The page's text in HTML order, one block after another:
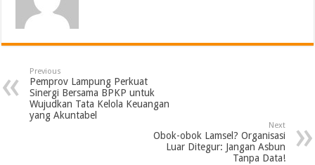
Previous
Pemprov Lampung Perkuat
Sinergi Bersama BPKP untuk
Wujudkan Tata Kelola Keuangan
yang Akuntabel
Next
Obok-obok Lamsel? Organisasi
Luar Ditegur: Jangan Asbun
Tanpa Data!